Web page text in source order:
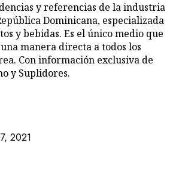
y referencias de la industria
Dominicana, especializada
y bebidas. Es el único medio que
manera directa a todos los
Con información exclusiva de
y Suplidores.
2021